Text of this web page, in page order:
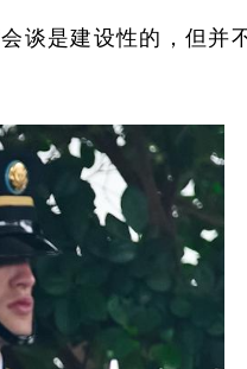
谈是建设性的，但并